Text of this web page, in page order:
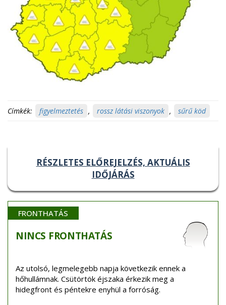
Címkék: figyelmeztetés , rossz látási viszonyok , sűrű köd
RÉSZLETES ELŐREJELZÉS, AKTUÁLIS
IDŐJÁRÁS
FRONTHATÁS
NINCS FRONTHATÁS
Az utolsó, legmelegebb napja következik ennek a
hőhullámnak. Csütörtök éjszaka érkezik meg a
hidegfront és péntekre enyhül a forróság.